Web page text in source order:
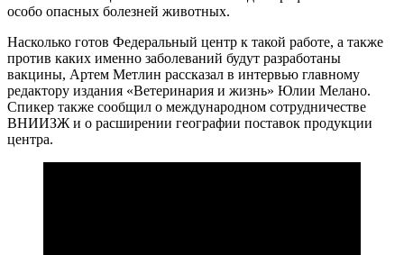
особо опасных болезней животных.
Насколько готов Федеральный центр к такой работе, а также
против каких именно заболеваний будут разработаны
вакцины, Артем Метлин рассказал в интервью главному
редактору издания «Ветеринария и жизнь» Юлии Мелано.
Спикер также сообщил о международном сотрудничестве
ВНИИЗЖ и о расширении географии поставок продукции
центра.